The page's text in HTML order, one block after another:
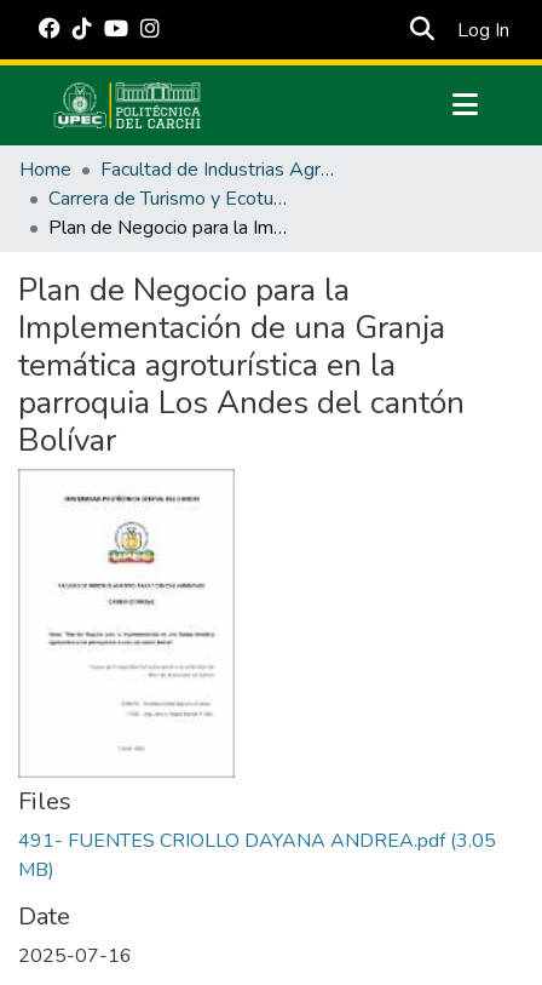
Log In
Communities & Collections
All of DSpace
Statistics
Estadísticas Externas
Manuales
Home
Facultad de Industrias Agropecuarias y Ciencias Ambientales
Carrera de Turismo y Ecoturimo
Plan de Negocio para la Implementación de una Granja temática agroturística en la parroquia Los Andes del cantón Bolívar
Plan de Negocio para la
Implementación de una Granja
temática agroturística en la
parroquia Los Andes del cantón
Bolívar
Files
491- FUENTES CRIOLLO DAYANA ANDREA.pdf(3.05
MB)
Date
2025-07-16